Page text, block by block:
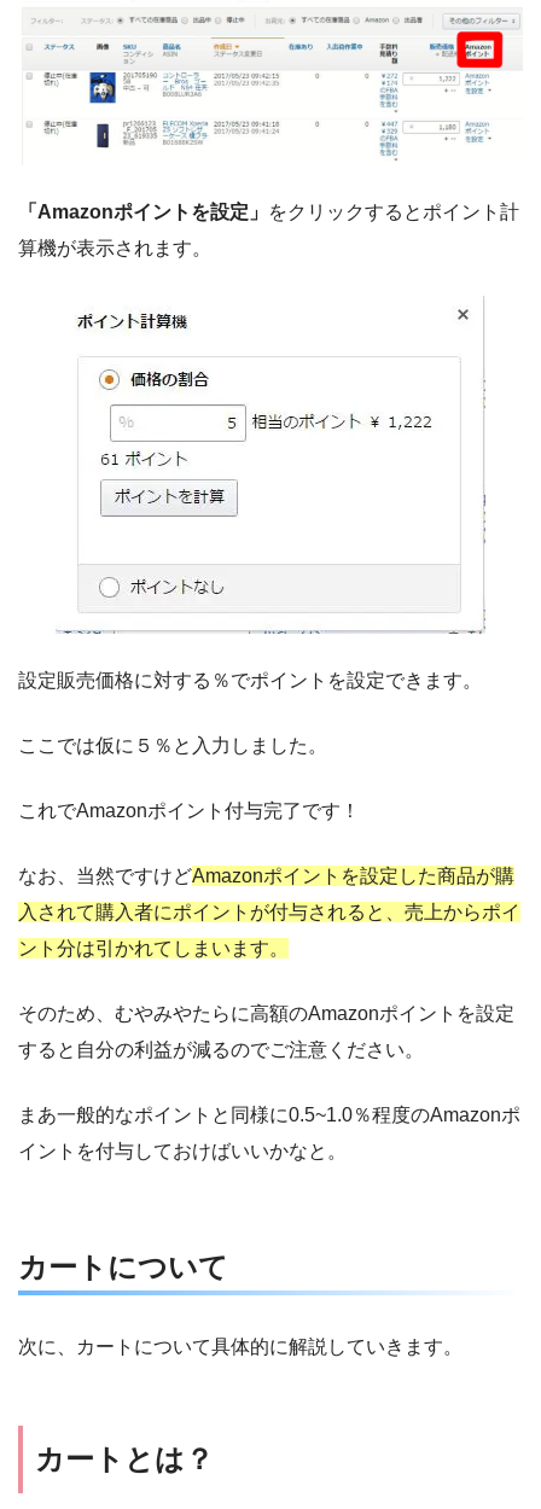
「Amazonポイントを設定」 をクリックするとポイント計
算機が表示されます。
設定販売価格に対する％でポイントを設定できます。
ここでは仮に５％と入力しました。
これでAmazonポイント付与完了です！
なお、当然ですけどAmazonポイントを設定した商品が購
入されて購入者にポイントが付与されると、 売上からポイ
ント分は引かれてしまいます。
そのため、むやみやたらに高額のAmazonポイントを設定
すると自分の利益が減るのでご注意ください。
まあ一般的なポイントと同様に0.5~1.0％程度のAmazonポ
イントを付与しておけばいいかなと。
カートについて
次に、カートについて具体的に解説していきます。
カートとは？